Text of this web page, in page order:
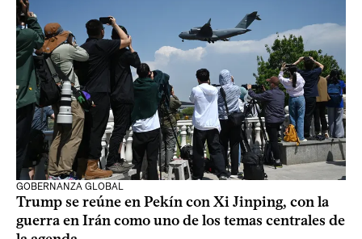
GOBERNANZA GLOBAL
Trump se reúne en Pekín con Xi Jinping, con la
guerra en Irán como uno de los temas centrales de